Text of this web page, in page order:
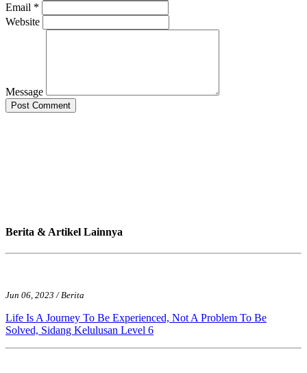
Email *
Website
Message
Berita & Artikel Lainnya
Jun 06, 2023 / Berita
Life Is A Journey To Be Experienced, Not A Problem To Be
Solved, Sidang Kelulusan Level 6